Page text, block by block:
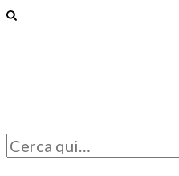
Cerca
per: